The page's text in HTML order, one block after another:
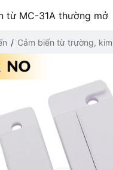
từ MC-31A thường mở
Cảm biến từ trường,